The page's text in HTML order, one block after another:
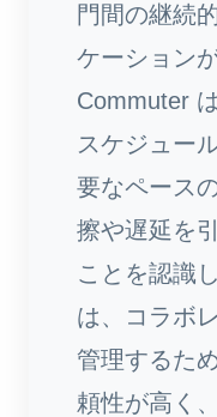
門間の継続
ケーション
Commuter
スケジュー
要なペース
擦や遅延を
ことを認識
は、コラボ
管理するた
頼性が高く